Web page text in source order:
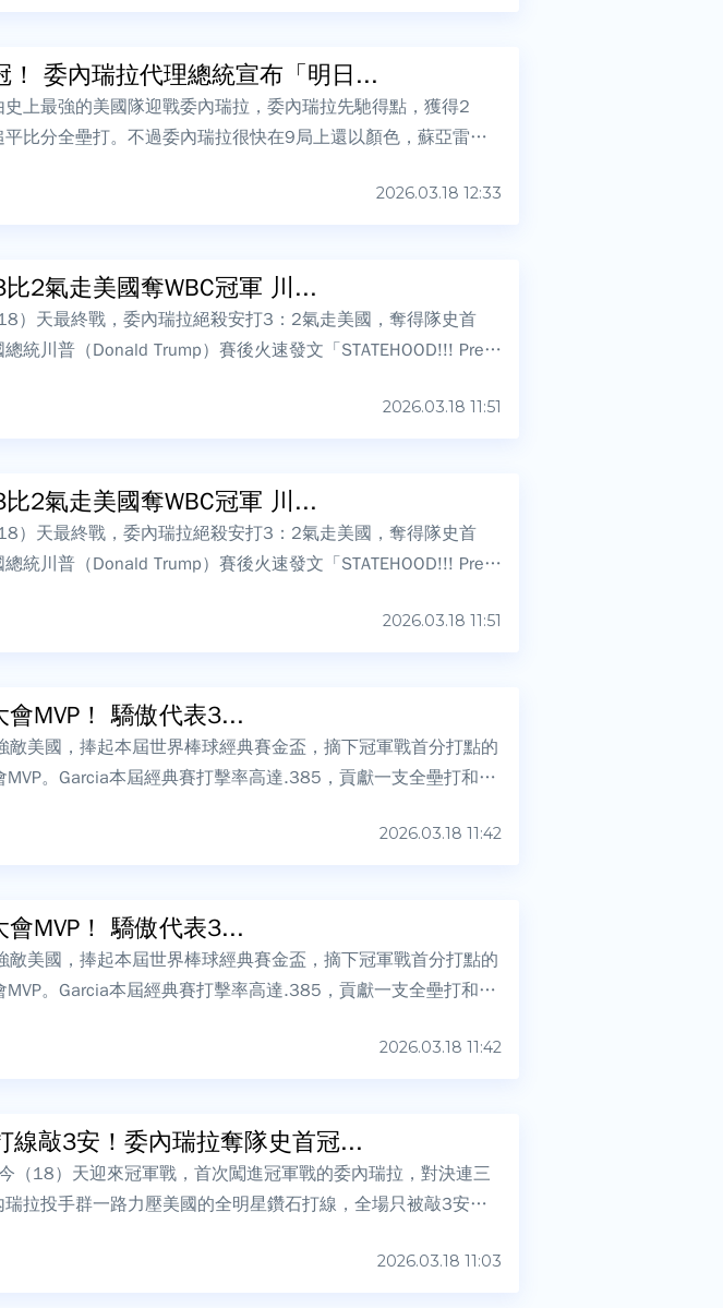
！ 委內瑞拉代理總統宣布「明日...
2026.03.18 12:33
上最強的美國隊迎戰委內瑞拉，委內瑞拉先馳得點，獲得2
比分全壘打。不過委內瑞拉很快在9局上還以顏色，蘇亞雷斯
2氣走美國奪WBC冠軍 川...
2026.03.18 11:51
）天最終戰，委內瑞拉絕殺安打3：2氣走美國，奪得隊史首
統川普（Donald Trump）賽後火速發文「STATEHOOD!!! Presi
2氣走美國奪WBC冠軍 川...
2026.03.18 11:51
）天最終戰，委內瑞拉絕殺安打3：2氣走美國，奪得隊史首
統川普（Donald Trump）賽後火速發文「STATEHOOD!!! Presi
會MVP！ 驕傲代表3...
2026.03.18 11:42
美國，捧起本屆世界棒球經典賽金盃，摘下冠軍戰首分打點的
。Garcia本屆經典賽打擊率高達.385，貢獻一支全壘打和7
會MVP！ 驕傲代表3...
2026.03.18 11:42
美國，捧起本屆世界棒球經典賽金盃，摘下冠軍戰首分打點的
。Garcia本屆經典賽打擊率高達.385，貢獻一支全壘打和7
線敲3安！委內瑞拉奪隊史首冠...
2026.03.18 11:03
（18）天迎來冠軍戰，首次闖進冠軍戰的委內瑞拉，對決連三
拉投手群一路力壓美國的全明星鑽石打線，全場只被敲3安，